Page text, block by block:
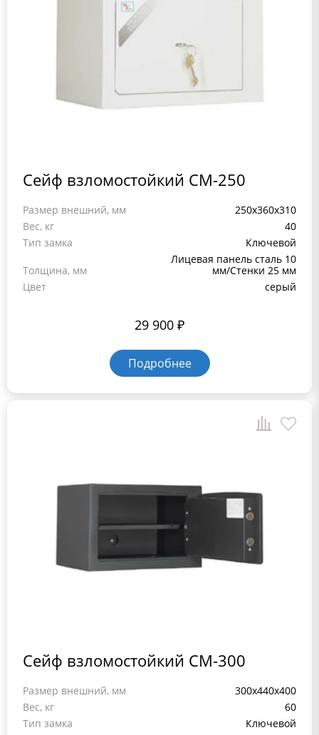
Сейф взломостойкий СМ-250
Размер внешний, мм
250x360x310
Вес, кг
40
Тип замка
Ключевой
Толщина, мм
Лицевая панель сталь 10
мм/Стенки 25 мм
Цвет
серый
29 900 ₽
Подробнее
Сейф взломостойкий СМ-300
Размер внешний, мм
300x440x400
Вес, кг
60
Тип замка
Ключевой